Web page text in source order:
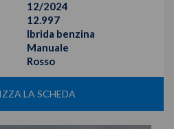
12/2024
12.997
Ibrida benzina
Manuale
Rosso
LA SCHEDA